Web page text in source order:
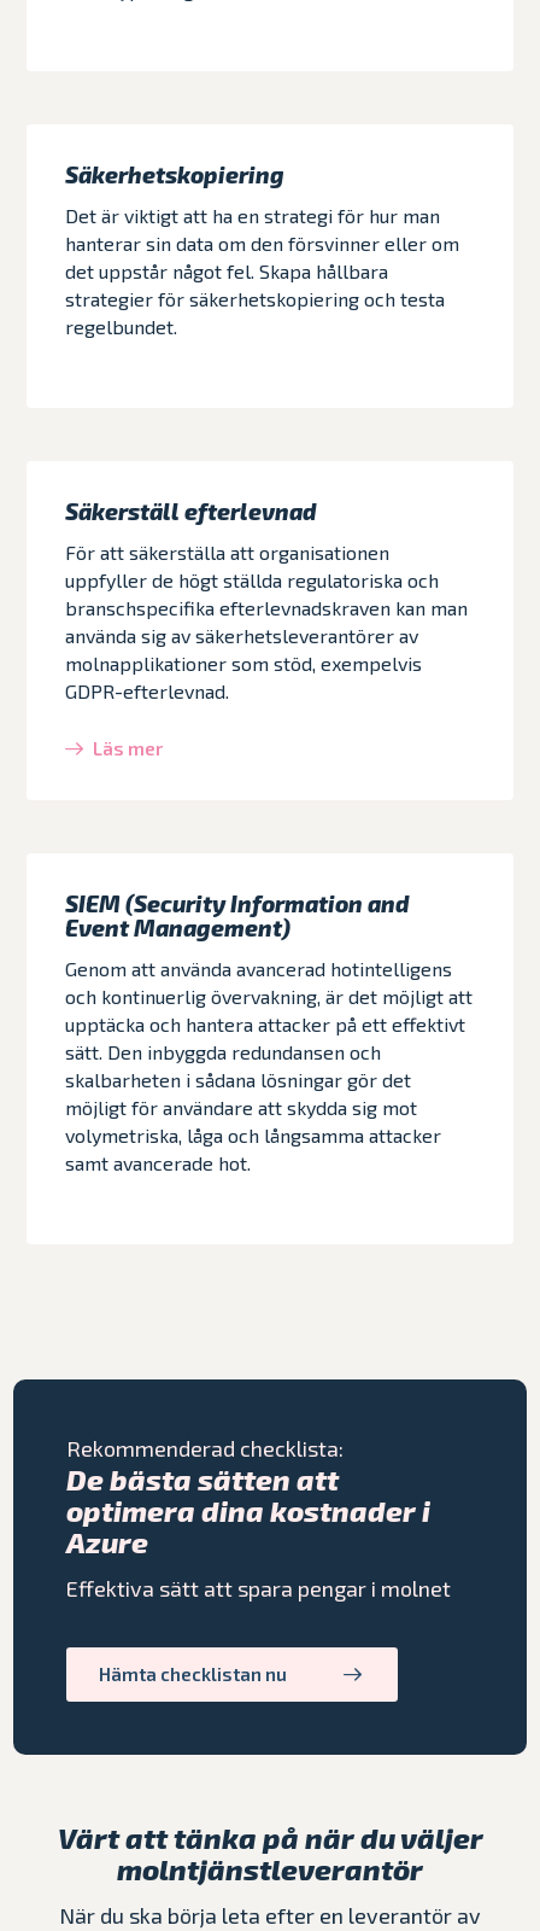
Säkerhetskopiering
Det är viktigt att ha en strategi för hur man
hanterar sin data om den försvinner eller om
det uppstår något fel. Skapa hållbara
strategier för säkerhetskopiering och testa
regelbundet.
Säkerställ efterlevnad
För att säkerställa att organisationen
uppfyller de högt ställda regulatoriska och
branschspecifika efterlevnadskraven kan man
använda sig av säkerhetsleverantörer av
molnapplikationer som stöd, exempelvis
GDPR-efterlevnad.
Läs mer
SIEM (Security Information and
Event Management)
Genom att använda avancerad hotintelligens
och kontinuerlig övervakning, är det möjligt att
upptäcka och hantera attacker på ett effektivt
sätt. Den inbyggda redundansen och
skalbarheten i sådana lösningar gör det
möjligt för användare att skydda sig mot
volymetriska, låga och långsamma attacker
samt avancerade hot.
Rekommenderad checklista:
De bästa sätten att
optimera dina kostnader i
Azure
Effektiva sätt att spara pengar i molnet
Hämta checklistan nu
Värt att tänka på när du väljer
molntjänstleverantör
När du ska börja leta efter en leverantör av